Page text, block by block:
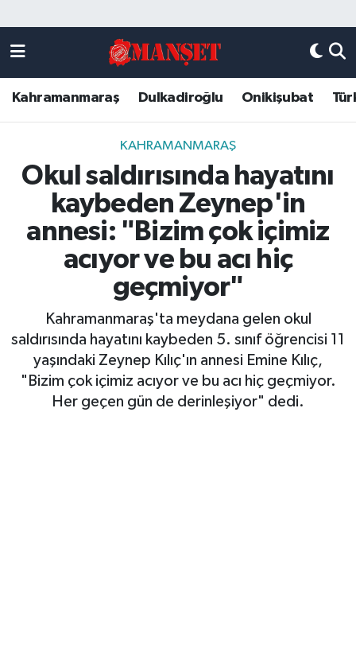
Kahramanmaraş Dulkadiroğlu Onikişubat
KAHRAMANMARAŞ
Okul saldırısında hayatını
kaybeden Zeynep'in
annesi: "Bizim çok içimiz
acıyor ve bu acı hiç
geçmiyor"
Kahramanmaraş'ta meydana gelen okul
saldırısında hayatını kaybeden 5. sınıf öğrencisi 11
yaşındaki Zeynep Kılıç'ın annesi Emine Kılıç,
"Bizim çok içimiz acıyor ve bu acı hiç geçmiyor.
Her geçen gün de derinleşiyor" dedi.
DULKADİROĞLU
KAHRAMANMARAŞ
ONİKİŞUBAT
ÖZEL HABER
Künye
Kahramanmaraş Nöbetçi Eczaneler
Kahramanmaraş Hava Durumu
Kahramanmaraş Trafik Yoğunluk Haritası
Süper Lig Puan Durumu ve Fikstür
Tüm Manşetler
Son Dakika Haberleri
Haber Arşivi